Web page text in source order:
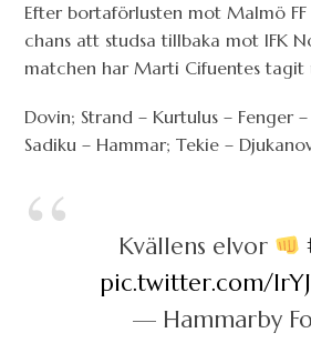
Efter bortaförlusten mot Malmö
chans att studsa tillbaka mot IFK
matchen har Marti Cifuentes tagit
Dovin; Strand – Kurtulus – Fenger –
Sadiku – Hammar; Tekie –
Kvällens elvor
pic.twitter.com/
— Hammarby